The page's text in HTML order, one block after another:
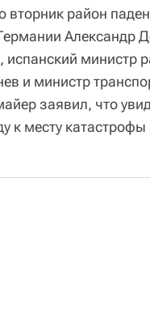
вторник район
министр
и министр
заявил, что
к месту